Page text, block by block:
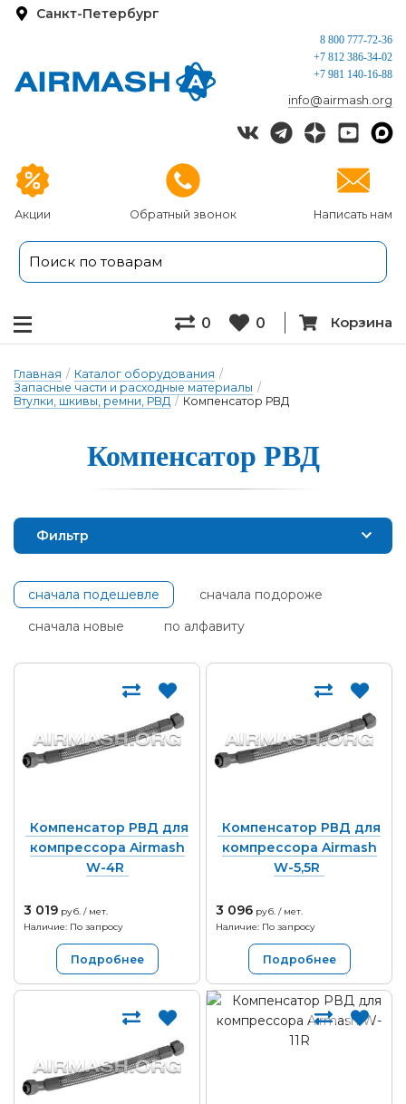
Санкт-Петербург
Акции Обратный звонок Написать нам
8 800 777-72-36
+7 812 386-34-02
+7 981 140-16-88
info@airmash.org
0 0 Корзина
Главная / Каталог оборудования /
Запасные части и расходные материалы /
Втулки, шкивы, ремни, РВД / Компенсатор РВД
Компенсатор РВД
Фильтр
сначала подешевле
сначала подороже
сначала новые
по алфавиту
Компенсатор РВД для
компрессора Airmash
W-4R
3 019 руб. / мет.
Наличие: По запросу
Подробнее
Компенсатор РВД для
компрессора Airmash
W-5,5R
3 096 руб. / мет.
Наличие: По запросу
Подробнее